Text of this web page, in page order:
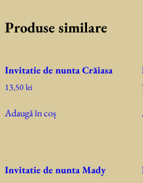
Produse similare
Invitatie de nunta Crăiasa
13,50lei
Adaugă în coș
Invitatie de nunta Mady